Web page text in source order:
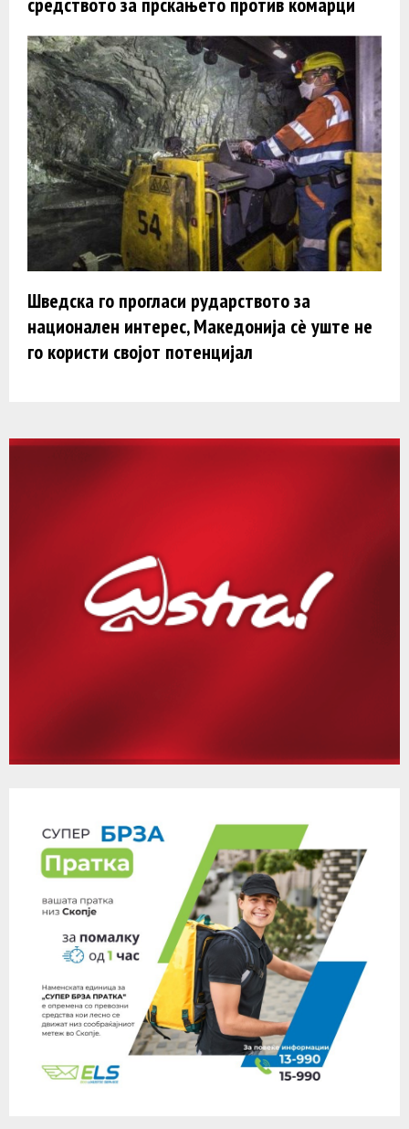
Шведска го прогласи рударството за
национален интерес, Македонија сè уште не
го користи својот потенцијал